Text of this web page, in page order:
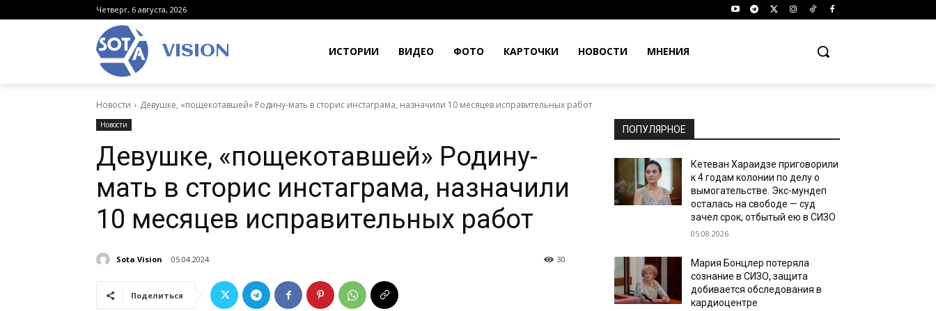
Четверг, 6 августа, 2026
VISION ИСТОРИИ ВИДЕО ФОТО КАРТОЧКИ НОВОСТИ МНЕНИЯ
Новости Девушке, «пощекотавшей» Родину-мать в сторис инстаграма, назначили 10 месяцев исправительных работ
Новости
Девушке, «пощекотавшей» Родину-
мать в сторис инстаграма, назначили
10 месяцев исправительных работ
Sota Vision 05.04.2024 30
Поделиться
ПОПУЛЯРНОЕ
Кетеван Хараидзе приговорили
к 4 годам колонии по делу о
вымогательстве. Экс-мундеп
осталась на свободе — суд
зачел срок, отбытый ею в СИЗО
05.08.2026
Мария Бонцлер потеряла
сознание в СИЗО, защита
добивается обследования в
кардиоцентре